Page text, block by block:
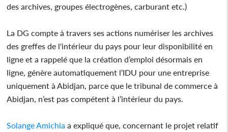
des archives, groupes électrogènes, carburant etc.)
La DG compte à travers ses actions numériser les archives
des greffes de l'intérieur du pays pour leur disponibilité en
ligne et a rappelé que la création d’emploi désormais en
ligne, génère automatiquement l’IDU pour une entreprise
uniquement à Abidjan, parce que le tribunal de commerce à
Abidjan, n’est pas compétent à l’intérieur du pays.
Solange Amichia a expliqué que, concernant le projet relatif